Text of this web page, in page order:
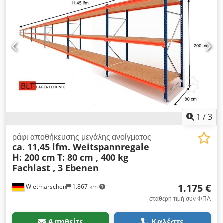
ΦΟΡΈΣ-- Τιμή: : 2360,00 € καθαρά συν το νόμιμο ΦΠΑ. Θα
λάβετε τιμολόγιο με αναγραφόμενο ΦΠΑ. Μεταφορά : Η
παράδοση πραγματοποιείται από το συνεργαζόμενο
μεταφορικό μας γραφείο κατόπιν αιτήματος, το κόστος για αυτό
εξαρτάται από τον ταχυδρομικό κώδικα. Συναρμολόγηση : Εάν
απαιτείται, το εκπαιδευμένο προσωπικό μας θα χαρεί να σας
βοηθήσει με την επαγγελματική συναρμολόγηση και
αποσυναρμολόγηση του επαγγελματικού σας εξοπλισμού. Η
σύστασή μας : Πείτε μας τι χρειάζεστε... Θα χαρούμε να σας
βοηθήσουμε να υλοποιήσετε τα σχέδιά σας, από το σχεδιασμό
και την παραγγελία μέχρι την εγκατάσταση. Dkjdjzrvu Sjpfx1 /3
Wietmarschen 1.867 km
ράφι αποθήκευσης μεγάλης ανοίγματος
ca. 11,45 lfm. Weitspannregale
H: 200 cm T: 80 cm , 400 kg
Fachlast , 3 Ebenen
1.175 €
σταθερή τιμή συν ΦΠΑ